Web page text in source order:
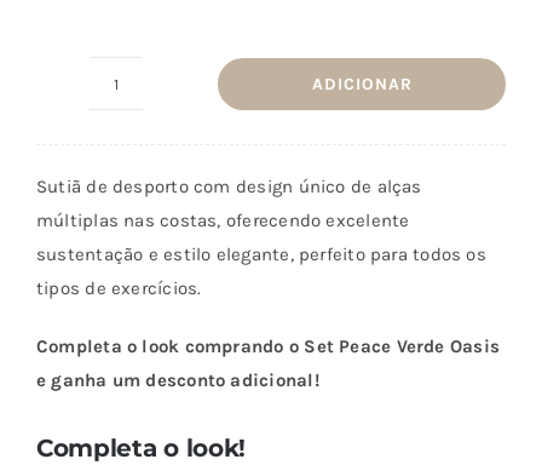
Peace
Verde
Oasis
ADICIONAR
Sutiã de desporto com design único de alças
múltiplas nas costas, oferecendo excelente
sustentação e estilo elegante, perfeito para todos os
tipos de exercícios.
Completa o look comprando o Set Peace Verde Oasis
e ganha um desconto adicional!
Completa o look!